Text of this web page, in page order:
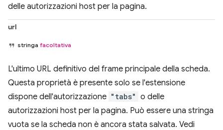
delle autorizzazioni host per la pagina.
url
stringa facoltativa
L'ultimo URL definitivo del frame principale della scheda.
Questa proprietà è presente solo se l'estensione
dispone dell'autorizzazione "tabs" o delle
autorizzazioni host per la pagina. Può essere una stringa
vuota se la scheda non è ancora stata salvata. Vedi